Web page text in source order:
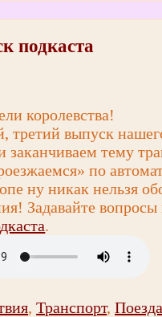
подкаста
королевства!
третий выпуск
заканчиваем тему
по
ну никак нельзя
Задавайте
.
,Транспорт,